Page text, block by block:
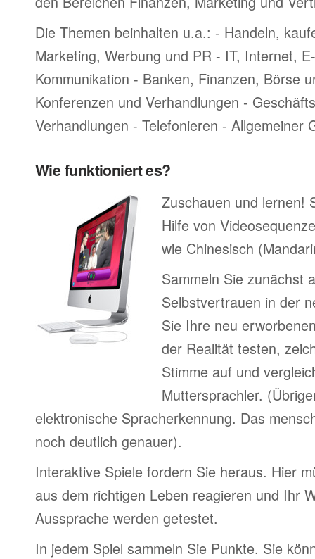
Die Themen beinhalten u.a.: - Handeln,
Marketing, Werbung und PR - IT, Internet,
Kommunikation - Banken, Finanzen, Börse
Konferenzen und Verhandlungen -
Verhandlungen - Telefonieren - Allgemeiner
Wie funktioniert es?
Zuschauen und lernen!
Hilfe von
wie Chinesisch
Sammeln Sie zunächst
Selbstvertrauen in der
Sie Ihre neu
der Realität testen,
Stimme auf und
Muttersprachler.
elektronische Spracherkennung. Das
noch deutlich genauer).
Interaktive Spiele fordern Sie heraus. Hier
aus dem richtigen Leben reagieren und Ihr
Aussprache werden getestet.
In jedem Spiel sammeln Sie Punkte. Sie